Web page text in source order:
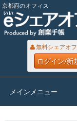
京都府のオフィス
無料シェアオ
ログイン/新
メインメニュー